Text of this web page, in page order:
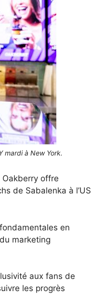
mardi à New York.
offre
de Sabalenka à l’US
en
marketing
aux fans de
les progrès